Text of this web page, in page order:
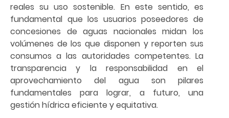
reales su uso sostenible. En este sentido, es
fundamental que los usuarios poseedores de
concesiones de aguas nacionales midan los
volúmenes de los que disponen y reporten sus
consumos a las autoridades competentes. La
transparencia y la responsabilidad en el
aprovechamiento del agua son pilares
fundamentales para lograr, a futuro, una
gestión hídrica eficiente y equitativa.